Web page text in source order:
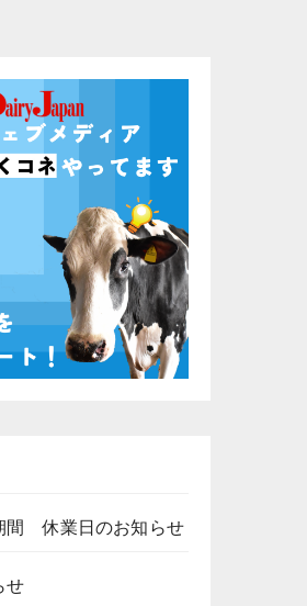
間 休業日のお知らせ
せ